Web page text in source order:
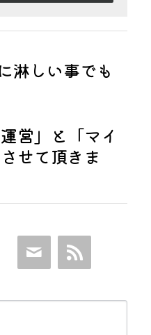
淋しい事でも
営」と「マイ
せて頂きま